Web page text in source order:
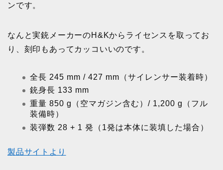
ンです。
なんと実銃メーカーのH&Kからライセンスを取ってお
り、刻印もあってカッコいいのです。
全長 245 mm / 427 mm（サイレンサー装着時）
銃身長 133 mm
重量 850 g（空マガジン含む）/ 1,200 g（フル
装備時）
装弾数 28 + 1 発（1発は本体に装填した場合）
製品サイトより